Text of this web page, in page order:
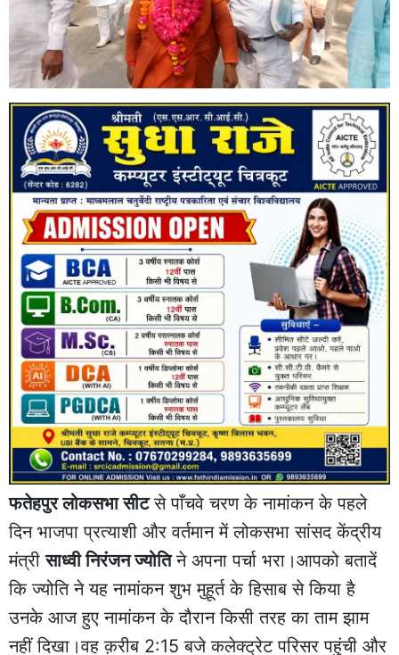
फतेहपुर लोकसभा सीटसे पाँचवे चरण के नामांकन के पहले
दिन भाजपा प्रत्याशी और वर्तमान में लोकसभा सांसद केंद्रीय
मंत्रीसाध्वी निरंजन ज्योतिने अपना पर्चा भरा।आपको बतादें
कि ज्योति ने यह नामांकन शुभ मुहूर्त के हिसाब से किया है
उनके आज हुए नामांकन के दौरान किसी तरह का ताम झाम
नहीं दिखा।वह क़रीब 2:15 बजे कलेक्ट्रेट परिसर पहुंची और